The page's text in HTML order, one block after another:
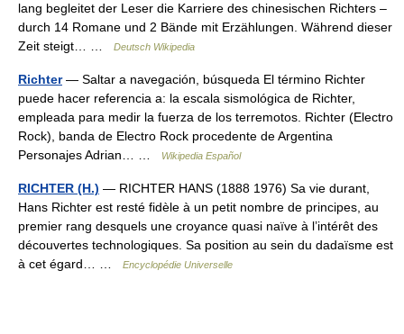
lang begleitet der Leser die Karriere des chinesischen Richters –
durch 14 Romane und 2 Bände mit Erzählungen. Während dieser
Zeit steigt… …
Deutsch Wikipedia
Richter— Saltar a navegación, búsqueda El término Richter
puede hacer referencia a: la escala sismológica de Richter,
empleada para medir la fuerza de los terremotos. Richter (Electro
Rock), banda de Electro Rock procedente de Argentina
Personajes Adrian… …
Wikipedia Español
RICHTER (H.) — RICHTER HANS (1888 1976) Sa vie durant,
Hans Richter est resté fidèle à un petit nombre de principes, au
premier rang desquels une croyance quasi naïve à l’intérêt des
découvertes technologiques. Sa position au sein du dadaïsme est
à cet égard… …
Encyclopédie Universelle